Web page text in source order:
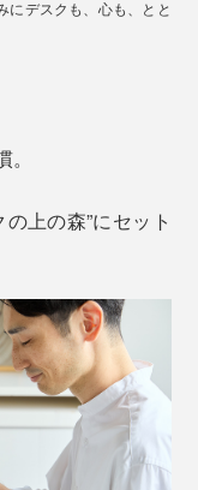
にデスクも、心も、とと
上の森”にセット